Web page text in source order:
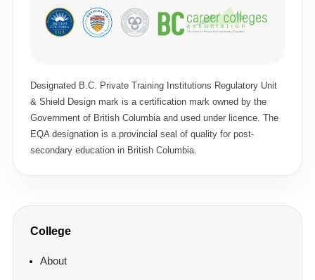
Designated B.C. Private Training Institutions Regulatory Unit
& Shield Design mark is a certification mark owned by the
Government of British Columbia and used under licence. The
EQA designation is a provincial seal of quality for post-
secondary education in British Columbia.
College
About